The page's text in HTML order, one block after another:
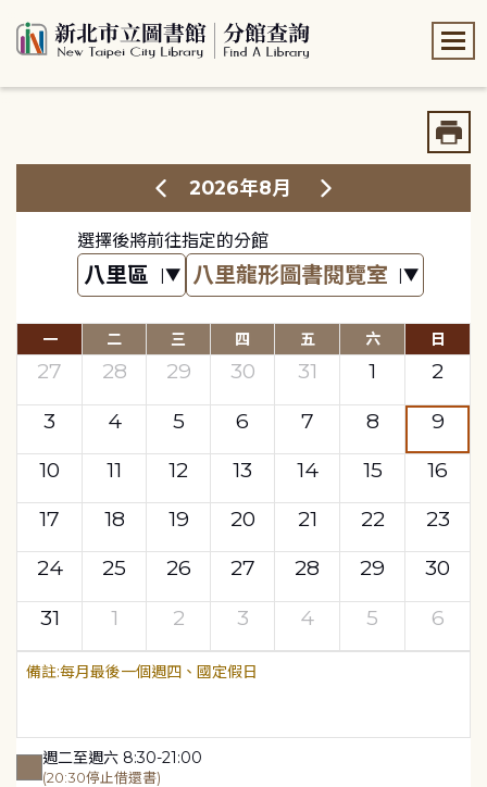
2026年8月
選擇後將前往指定的分館
一 二 三 四 五 六 日
27 28 29 30 31 1
2
3
4 5 6 7 8
9
10
11 12 13 14 15
16
17
18 19 20 21 22
23
24
25 26 27 28 29
30
31
1 2 3 4 5 6
每月最後一個週四、國定假日
週二至週六 8:30-21:00
(20:30停止借還書)